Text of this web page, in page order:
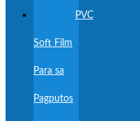
PVC
Soft Film
Para sa
Pagputos